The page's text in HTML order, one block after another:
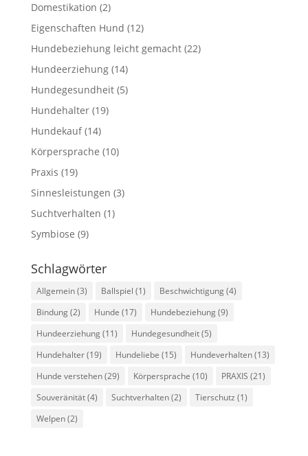
Domestikation (2)
Eigenschaften Hund (12)
Hundebeziehung leicht gemacht(22)
Hundeerziehung(14)
Hundegesundheit(5)
Hundehalter(19)
Hundekauf(14)
Körpersprache (10)
Praxis (19)
Sinnesleistungen (3)
Suchtverhalten (1)
Symbiose (9)
Schlagwörter
Allgemein(3) Ballspiel (1) Beschwichtigung(4)
Bindung(2) Hunde (17) Hundebeziehung(9)
Hundeerziehung(11) Hundegesundheit(5)
Hundehalter(19) Hundeliebe (15) Hundeverhalten(13)
Hunde verstehen(29) Körpersprache (10) PRAXIS (21)
Souveränität(4) Suchtverhalten(2) Tierschutz (1)
Welpen(2)